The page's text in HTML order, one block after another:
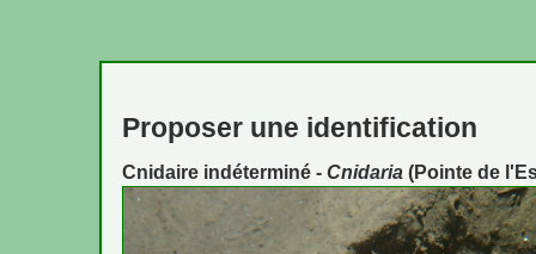
Proposer une identification
Cnidaire indéterminé -Cnidaria (Pointe de